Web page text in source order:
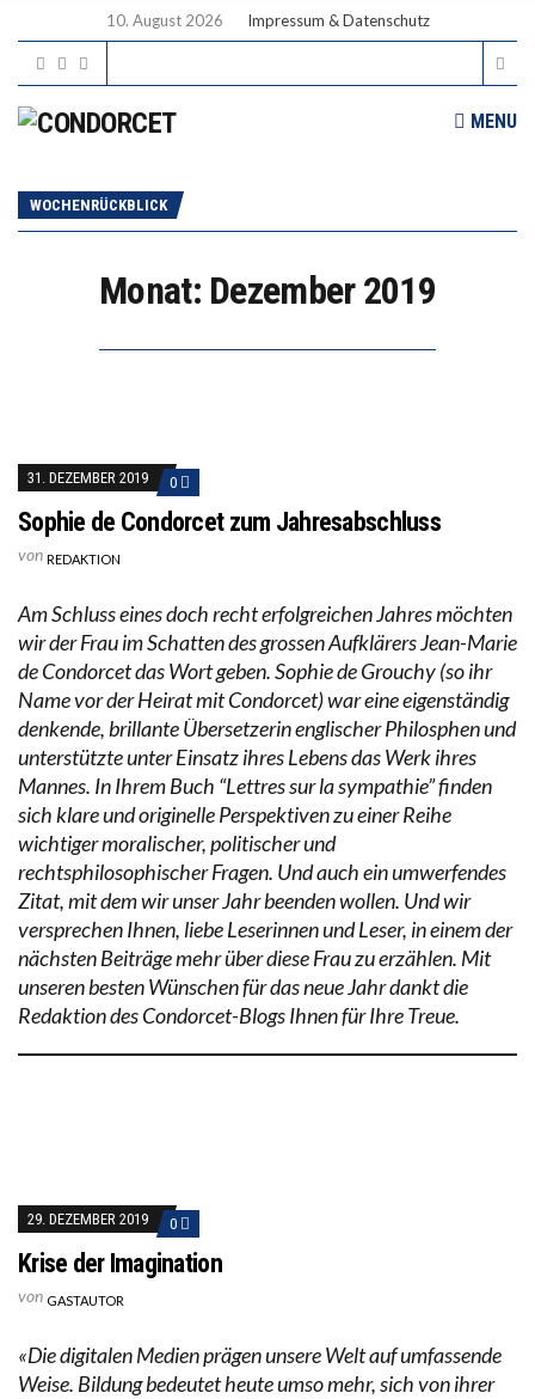
10. August 2026 Impressum & Datenschutz
MENU
WOCHENRÜCKBLICK
Monat: Dezember 2019
31. DEZEMBER 2019 0
Sophie de Condorcet zum Jahresabschluss
von REDAKTION
Am Schluss eines doch recht erfolgreichen Jahres möchten
wir der Frau im Schatten des grossen Aufklärers Jean-Marie
de Condorcet das Wort geben. Sophie de Grouchy (so ihr
Name vor der Heirat mit Condorcet) war eine eigenständig
denkende, brillante Übersetzerin englischer Philosphen und
unterstützte unter Einsatz ihres Lebens das Werk ihres
Mannes. In Ihrem Buch “Lettres sur la sympathie” finden
sich klare und originelle Perspektiven zu einer Reihe
wichtiger moralischer, politischer und
rechtsphilosophischer Fragen. Und auch ein umwerfendes
Zitat, mit dem wir unser Jahr beenden wollen. Und wir
versprechen Ihnen, liebe Leserinnen und Leser, in einem der
nächsten Beiträge mehr über diese Frau zu erzählen. Mit
unseren besten Wünschen für das neue Jahr dankt die
Redaktion des Condorcet-Blogs Ihnen für Ihre Treue.
29. DEZEMBER 2019 0
Krise der Imagination
von GASTAUTOR
«Die digitalen Medien prägen unsere Welt auf umfassende
Weise. Bildung bedeutet heute umso mehr, sich von ihrer